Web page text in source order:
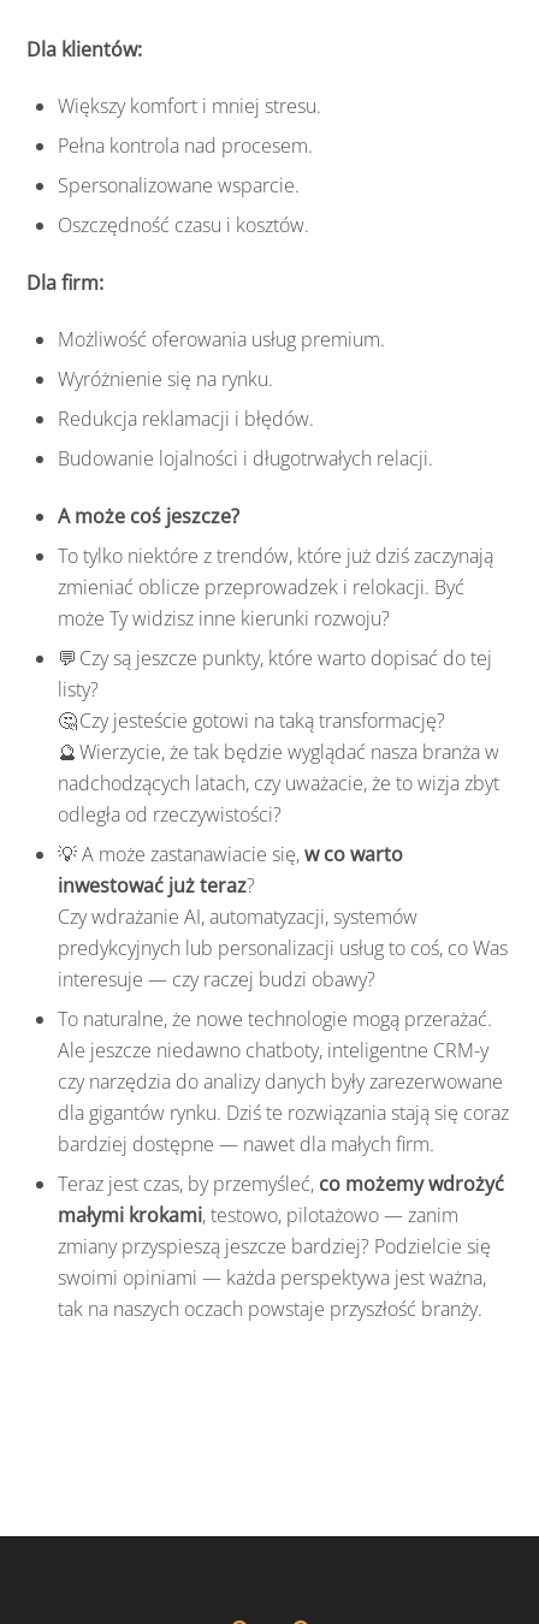
Dla klientów:
Większy komfort i mniej stresu.
Pełna kontrola nad procesem.
Spersonalizowane wsparcie.
Oszczędność czasu i kosztów.
Dla firm:
Możliwość oferowania usług premium.
Wyróżnienie się na rynku.
Redukcja reklamacji i błędów.
Budowanie lojalności i długotrwałych relacji.
A może coś jeszcze?
To tylko niektóre z trendów, które już dziś zaczynają
zmieniać oblicze przeprowadzek i relokacji. Być
może Ty widzisz inne kierunki rozwoju?
💬 Czy są jeszcze punkty, które warto dopisać do tej
listy?
🤔 Czy jesteście gotowi na taką transformację?
🔮 Wierzycie, że tak będzie wyglądać nasza branża w
nadchodzących latach, czy uważacie, że to wizja zbyt
odległa od rzeczywistości?
💡 A może zastanawiacie się,w co warto
inwestować już teraz?
Czy wdrażanie AI, automatyzacji, systemów
predykcyjnych lub personalizacji usług to coś, co Was
interesuje — czy raczej budzi obawy?
To naturalne, że nowe technologie mogą przerażać.
Ale jeszcze niedawno chatboty, inteligentne CRM-y
czy narzędzia do analizy danych były zarezerwowane
dla gigantów rynku. Dziś te rozwiązania stają się coraz
bardziej dostępne — nawet dla małych firm.
Teraz jest czas, by przemyśleć, co możemy wdrożyć
małymi krokami, testowo, pilotażowo — zanim
zmiany przyspieszą jeszcze bardziej? Podzielcie się
swoimi opiniami — każda perspektywa jest ważna,
tak na naszych oczach powstaje przyszłość branży.